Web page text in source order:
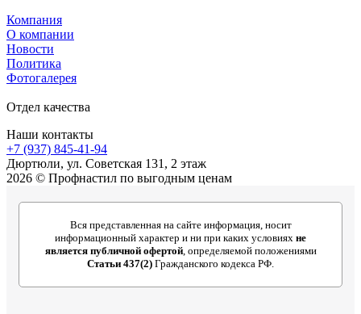
Компания
О компании
Новости
Политика
Фотогалерея
Отдел качества
Наши контакты
+7 (937) 845-41-94
Дюртюли, ул. Советская 131, 2 этаж
2026 © Профнастил по выгодным ценам
Вся представленная на сайте информация, носит
информационный характер и ни при каких условиях не
является публичной офертой, определяемой положениями
Статьи 437(2) Гражданского кодекса РФ.